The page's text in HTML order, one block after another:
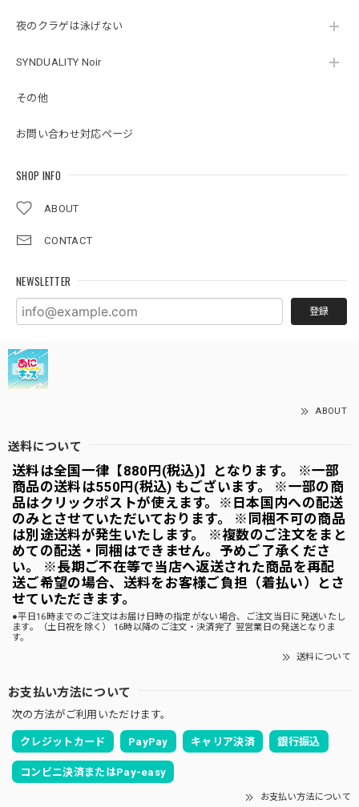
夜のクラゲは泳げない
SYNDUALITY Noir
その他
お問い合わせ対応ページ
SHOP INFO
ABOUT
CONTACT
NEWSLETTER
登録
ABOUT
送料について
送料は全国一律【880円(税込)】となります。 ※一部
商品の送料は550円(税込) もございます。 ※一部の商
品はクリックポストが使えます。※日本国内への配送
のみとさせていただいております。 ※同梱不可の商品
は別途送料が発生いたします。 ※複数のご注文をまと
めての配送・同梱はできません。予めご了承くださ
い。 ※長期ご不在等で当店へ返送された商品を再配
送ご希望の場合、送料をお客様ご負担（着払い）とさ
せていただきます。
●平日16時までのご注文はお届け日時の指定がない場合、ご注文当日に発送いたし
ます。（土日祝を除く） 16時以降のご注文・決済完了 翌営業日の発送となりま
す。
送料について
お支払い方法について
次の方法がご利用いただけます。
クレジットカード PayPay キャリア決済 銀行振込
コンビニ決済またはPay-easy
お支払い方法について